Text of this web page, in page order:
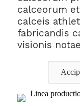
calceorum
calceis
fabricandis
visionis